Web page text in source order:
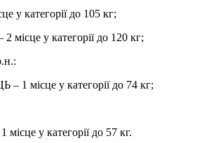
у категорії до 105 кг;
у категорії до 120 кг;
1 місце у категорії до 74 кг;
місце у категорії до 57 кг.